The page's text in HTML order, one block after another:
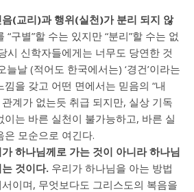
(교리)과 행위(실천)가 분리 되지 않
“구별”할 수는 있지만 “분리”할 수는 없
시 신학자들에게는 너무도 당연한 것
늘날 (적어도 한국에서는) ‘경건’이라는
을 갖고 어떤 면에서는 믿음의 “내
계가 없는듯 취급 되지만, 실상 기독
이는 바른 실천이 불가능하고, 바른 실
은 모순으로 여긴다.
하나님께로 가는 것이 아니라 하나님
것이다. 우리가 하나님을 아는 방법
이며, 무엇보다도 그리스도의 복음을